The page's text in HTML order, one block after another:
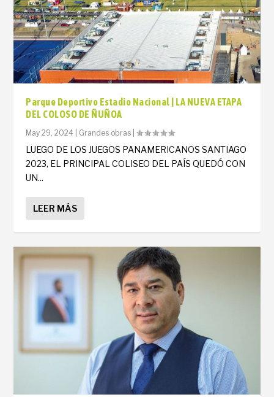
Parque Deportivo Estadio Nacional | LA NUEVA ETAPA
DEL COLOSO DE ÑUÑOA
May 29, 2024 Grandes obras |
LUEGO DE LOS JUEGOS PANAMERICANOS SANTIAGO
2023, EL PRINCIPAL COLISEO DEL PAÍS QUEDÓ CON
UN...
LEER MÁS